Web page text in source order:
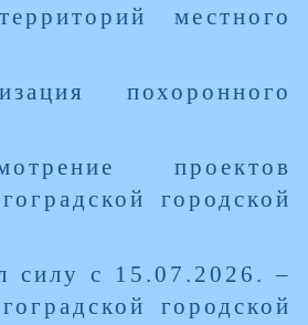
местного
похоронного
проектов
городской
силу с 15.07.2026. –
городской